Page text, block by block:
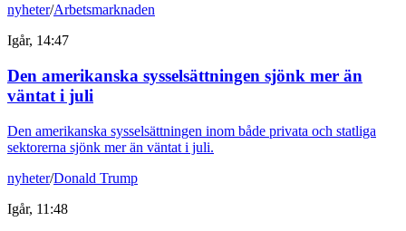
nyheter/Arbetsmarknaden
Igår, 14:47
Den amerikanska sysselsättningen sjönk mer än
väntat i juli
Den amerikanska sysselsättningen inom både privata och statliga
sektorerna sjönk mer än väntat i juli.
nyheter/Donald Trump
Igår, 11:48